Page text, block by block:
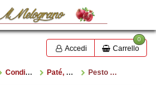
Accedi
0
Carrello
Condimenti e salse Paté, creme e pesti Pesto di Carciofi Biologico